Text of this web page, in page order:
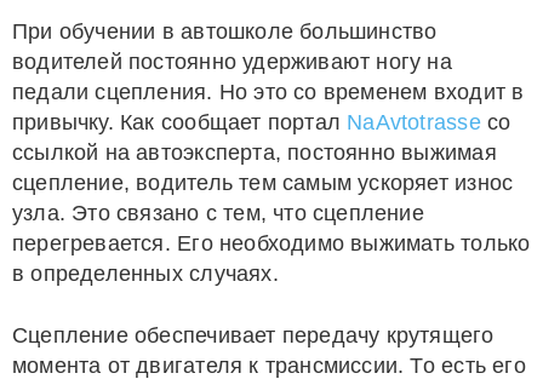
При обучении в автошколе большинство
водителей постоянно удерживают ногу на
педали сцепления. Но это со временем входит в
привычку. Как сообщает портал NaAvtotrasseсо
ссылкой на автоэксперта, постоянно выжимая
сцепление, водитель тем самым ускоряет износ
узла. Это связано с тем, что сцепление
перегревается. Его необходимо выжимать только
в определенных случаях.
Сцепление обеспечивает передачу крутящего
момента от двигателя к трансмиссии. То есть его